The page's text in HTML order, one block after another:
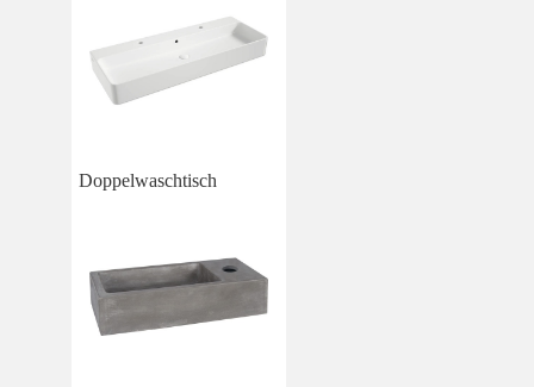
Doppelwaschtisch